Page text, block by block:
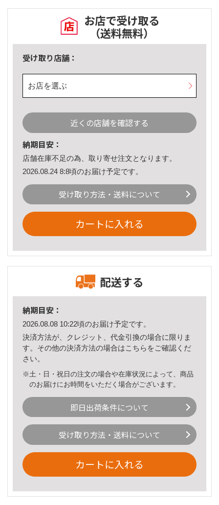
お店で受け取る
（送料無料）
受け取り店舗：
お店を選ぶ
近くの店舗を確認する
納期目安：
店舗在庫不足の為、取り寄せ注文となります。
2026.08.24 8:8頃のお届け予定です。
受け取り方法・送料について
カートに入れる
配送する
納期目安：
2026.08.08 10:22頃のお届け予定です。
決済方法が、クレジット、代金引換の場合に限りま
す。その他の決済方法の場合はこちら をご確認くだ
さい。
※土・日・祝日の注文の場合や在庫状況によって、商品
のお届けにお時間をいただく場合がございます。
即日出荷条件について
受け取り方法・送料について
カートに入れる